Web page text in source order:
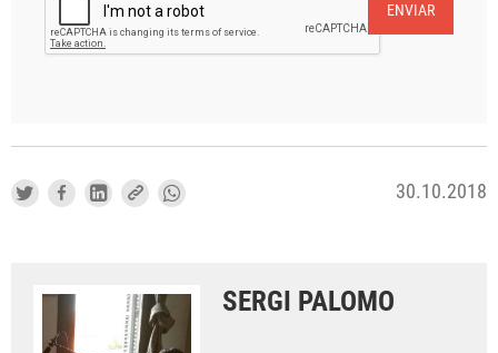
ENVIAR
30.10.2018
SERGI PALOMO